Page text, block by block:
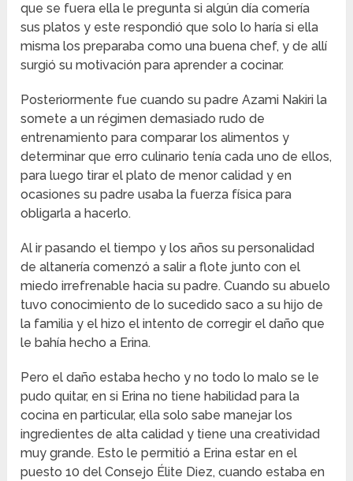
que se fuera ella le pregunta si algún día comería
sus platos y este respondió que solo lo haría si ella
misma los preparaba como una buena chef, y de allí
surgió su motivación para aprender a cocinar.
Posteriormente fue cuando su padre Azami Nakiri la
somete a un régimen demasiado rudo de
entrenamiento para comparar los alimentos y
determinar que erro culinario tenía cada uno de ellos,
para luego tirar el plato de menor calidad y en
ocasiones su padre usaba la fuerza física para
obligarla a hacerlo.
Al ir pasando el tiempo y los años su personalidad
de altanería comenzó a salir a flote junto con el
miedo irrefrenable hacia su padre. Cuando su abuelo
tuvo conocimiento de lo sucedido saco a su hijo de
la familia y el hizo el intento de corregir el daño que
le bahía hecho a Erina.
Pero el daño estaba hecho y no todo lo malo se le
pudo quitar, en si Erina no tiene habilidad para la
cocina en particular, ella solo sabe manejar los
ingredientes de alta calidad y tiene una creatividad
muy grande. Esto le permitió a Erina estar en el
puesto 10 del Consejo Élite Diez, cuando estaba en